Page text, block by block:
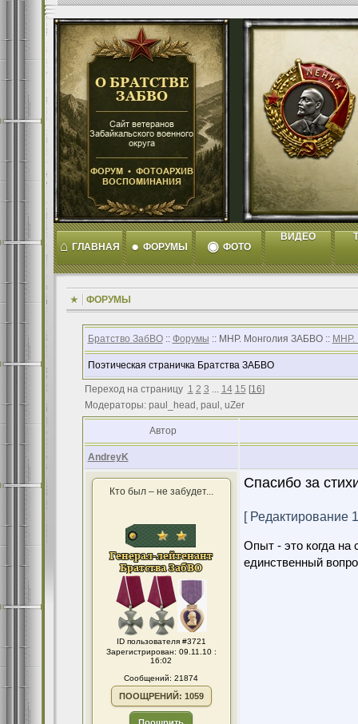
⌂ ГЛАВНАЯ ● ФОРУМЫ ◉ ФОТО
ВИДЕО
ФОРУМЫ
Братство ЗабВО:: Форумы :: МНР. Монголия ЗАБВО :: МНР.
Поэтическая страничка Братства ЗАБВО
Переход на страницу 1 2 3 ... 14 15 [16]
Модераторы: paul_head, paul, uZer
Автор
AndreyK
Кто был – не забудет...
ID пользователя #3721
Зарегистрирован: 09.11.10 :
16:02
Сообщений: 21874
ПООЩРЕНИЙ: 1059
Спасибо за
[ Редактирование
Опыт - это когда на
единственный